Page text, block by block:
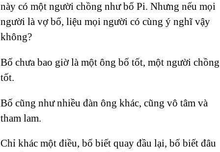
này có một người chồng như bố Pi. Nhưng nếu mọi
người là vợ bố, liệu mọi người có cùng ý nghĩ vậy
không?
Bố chưa bao giờ là một ông bố tốt, một người chồng
tốt.
Bố cũng như nhiều đàn ông khác, cũng vô tâm và
tham lam.
Chỉ khác một điều, bố biết quay đầu lại, bố biết đâu